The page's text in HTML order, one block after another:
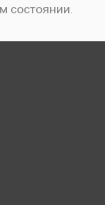
состоянии.